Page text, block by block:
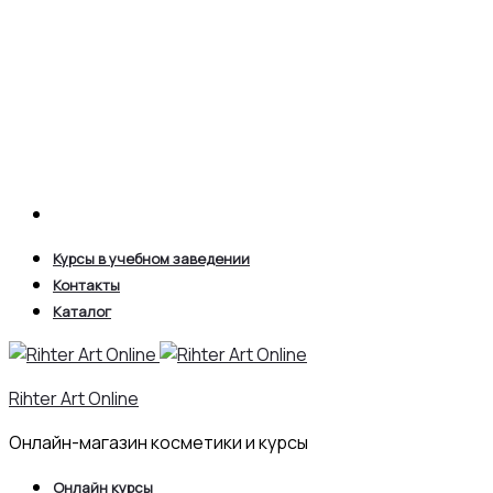
Курсы в учебном заведении
Контакты
Каталог
Rihter Art Online
Онлайн-магазин косметики и курсы
Онлайн курсы